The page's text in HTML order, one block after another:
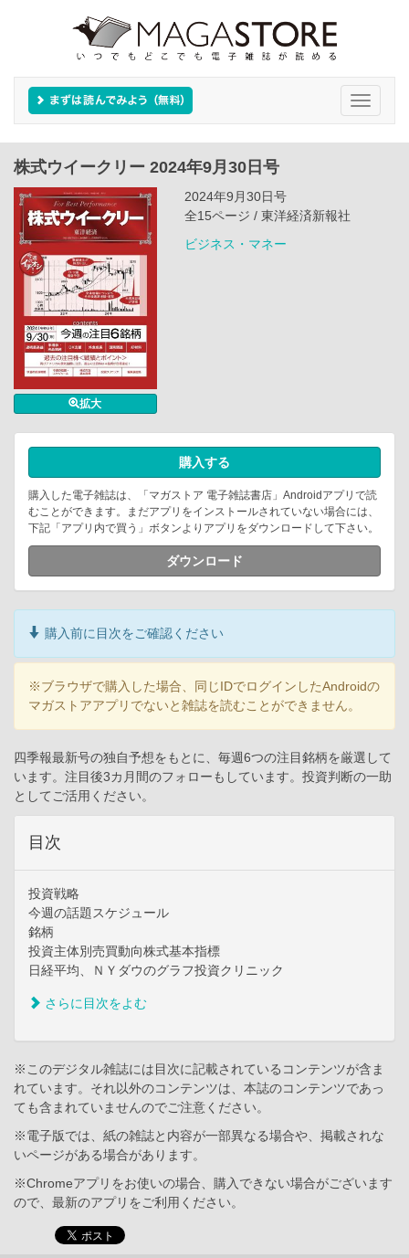
Toggle
株式ウイークリー 2024年9月30日号
拡大
2024年9月30日号
全15ページ / 東洋経済新報社
ビジネス・マネー
購入する
購入した電子雑誌は、「マガストア 電子雑誌書店」Androidアプリで読
むことができます。まだアプリをインストールされていない場合には、
下記「アプリ内で買う」ボタンよりアプリをダウンロードして下さい。
ダウンロード
購入前に目次をご確認ください
※ブラウザで購入した場合、同じIDでログインしたAndroidの
マガストアアプリでないと雑誌を読むことができません。
四季報最新号の独自予想をもとに、毎週6つの注目銘柄を厳選して
います。注目後3カ月間のフォローもしています。投資判断の一助
としてご活用ください。
目次
投資戦略
今週の話題スケジュール
銘柄
投資主体別売買動向株式基本指標
日経平均、ＮＹダウのグラフ投資クリニック
さらに目次をよむ
※このデジタル雑誌には目次に記載されているコンテンツが含ま
れています。それ以外のコンテンツは、本誌のコンテンツであっ
ても含まれていませんのでご注意ください。
※電子版では、紙の雑誌と内容が一部異なる場合や、掲載されな
いページがある場合があります。
※Chromeアプリをお使いの場合、購入できない場合がございます
ので、最新のアプリをご利用ください。